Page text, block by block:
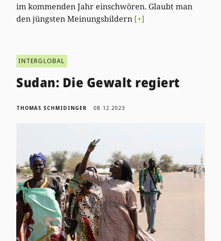
im kommenden Jahr einschwören. Glaubt man
den jüngsten Meinungsbildern [+]
INTERGLOBAL
Sudan: Die Gewalt regiert
THOMAS SCHMIDINGER 08.12.2023